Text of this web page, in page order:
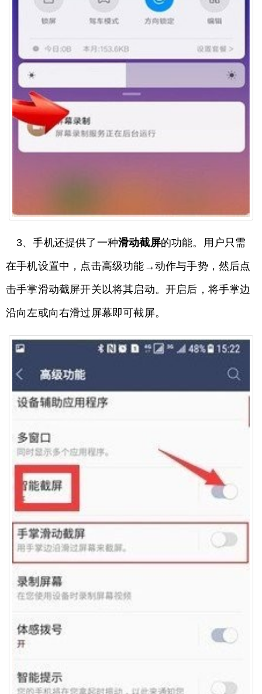
3、手机还提供了一种滑动截屏的功能。用户只需
在手机设置中，点击高级功能→动作与手势，然后点
击手掌滑动截屏开关以将其启动。开启后，将手掌边
沿向左或向右滑过屏幕即可截屏。